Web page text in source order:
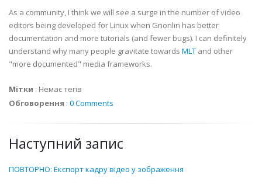
As a community, I think we will see a surge in the number of video
editors being developed for Linux when Gnonlin has better
documentation and more tutorials (and fewer bugs). I can definitely
understand why many people gravitate towards MLT and other
"more documented" media frameworks.
Мітки : Немає тегів
Обговорення : 0 Comments
Наступний запис
ПОВТОРНО: Експорт кадру відео у зображення